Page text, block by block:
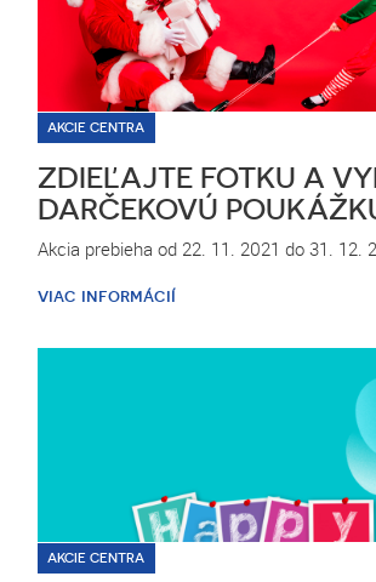
AKCIE CENTRA
ZDIEĽAJTE FOTKU A
DARČEKOVÚ
Akcia prebieha od 22. 11. 2021 do 31. 12.
viac informácií
AKCIE CENTRA